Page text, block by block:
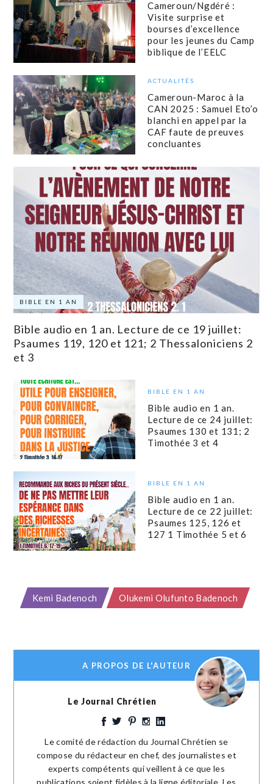
Cameroun/Ngdéré :
Visite surprise et
bourses d’excellence
pour les jeunes du Camp
biblique de l’EELC
ACTUALITÉS
Cameroun-Maroc à la
CAN 2025 : Samuel Eto’o
blanchi en appel par la
CAF faute de preuves
concluantes
BIBLE EN 1 AN
Bible audio en 1 an. Lecture de ce 19 juillet:
Psaumes 119, 120 et 121; 2 Thessaloniciens 2
et 3
BIBLE EN 1 AN
Bible audio en 1 an.
Lecture de ce 24 juillet:
Psaumes 130 et 131; 2
Timothée 3 et 4
BIBLE EN 1 AN
Bible audio en 1 an.
Lecture de ce 22 juillet:
Psaumes 125, 126 et
127 1 Timothée 5 et 6
Kemi Badenoch Olukemi Olufunto Badenoch
A PROPOS DE L'AUTEUR
Le Journal Chrétien
Le comité de rédaction du Journal Chrétien se
compose du rédacteur en chef, des journalistes et
experts compétents qui veillent à ce que les